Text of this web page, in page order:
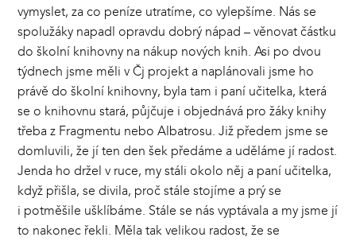
vymyslet, za co peníze utratíme, co vylepšíme. Nás se
spolužáky napadl opravdu dobrý nápad – věnovat částku
do školní knihovny na nákup nových knih. Asi po dvou
týdnech jsme měli v Čj projekt a naplánovali jsme ho
právě do školní knihovny, byla tam i paní učitelka, která
se o knihovnu stará, půjčuje i objednává pro žáky knihy
třeba z Fragmentu nebo Albatrosu. Již předem jsme se
domluvili, že jí ten den šek předáme a uděláme jí radost.
Jenda ho držel v ruce, my stáli okolo něj a paní učitelka,
když přišla, se divila, proč stále stojíme a prý se
i potměšile ušklíbáme. Stále se nás vyptávala a my jsme jí
to nakonec řekli. Měla tak velikou radost, že se